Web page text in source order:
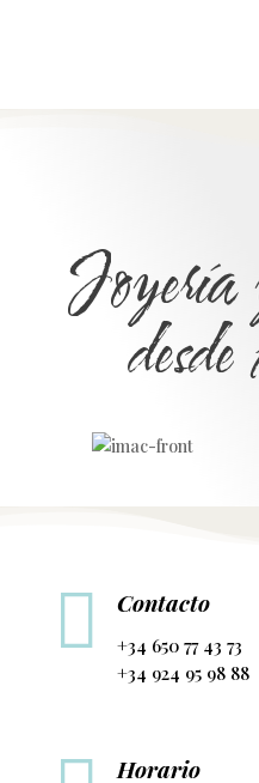
Joyería
 Contacto
+34 650 77 43 73
+34 924 95 98 88
Horario